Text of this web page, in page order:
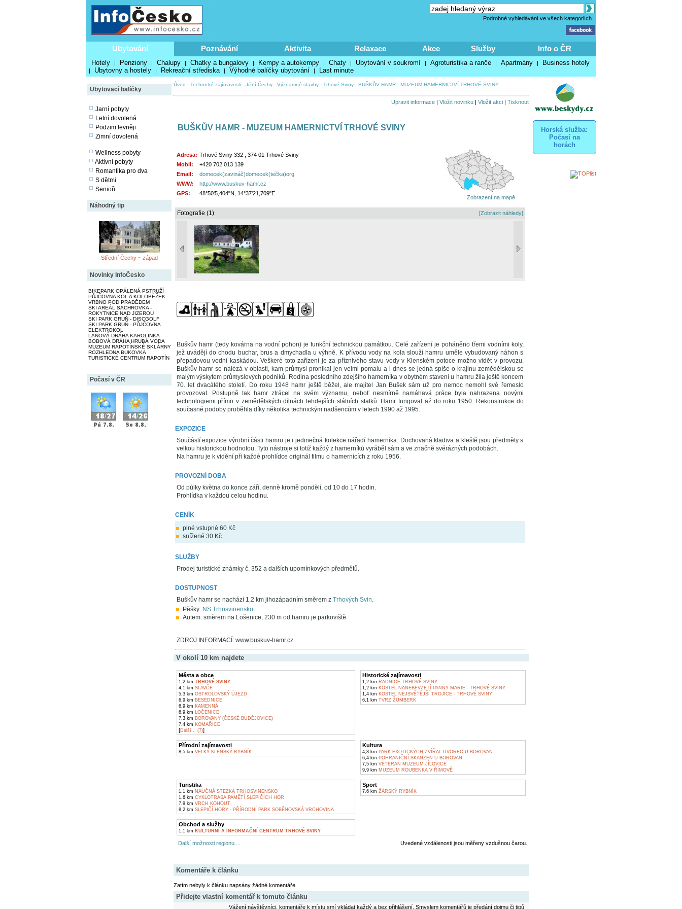
Podrobné vyhledávání ve všech kategoriích
Ubytování Poznávání Aktivita Relaxace Akce Služby Info o ČR
Hotely | Penziony | Chalupy | Chatky a bungalovy | Kempy a autokempy | Chaty | Ubytování v soukromí | Agroturistika a ranče | Apartmány | Business hotely
| Ubytovny a hostely | Rekreační střediska | Výhodné balíčky ubytování | Last minute
Ubytovací balíčky
Jarní pobyty
Letní dovolená
Podzim levněji
Zimní dovolená
Wellness pobyty
Aktivní pobyty
Romantika pro dva
S dětmi
Senioři
Náhodný tip
Střední Čechy ~ západ
Novinky InfoČesko
BIKEPARK OPÁLENÁ PSTRUŽÍ
PŮJČOVNA KOL A KOLOBĚŽEK -
VRBNO POD PRADĚDEM
SKI AREÁL SACHROVKA -
ROKYTNICE NAD JIZEROU
SKI PARK GRUŇ - DISCGOLF
SKI PARK GRUŇ - PŮJČOVNA
ELEKTROKOL
LANOVÁ DRÁHA KAROLINKA
BOBOVÁ DRÁHA HRUBÁ VODA
MUZEUM RAPOTÍNSKÉ SKLÁRNY
ROZHLEDNA BUKOVKA
TURISTICKÉ CENTRUM RAPOTÍN
Počasí v ČR
Úvod - Technické zajímavosti- Jižní Čechy- Významné stavby- Trhové Sviny- BUŠKŮV HAMR - MUZEUM HAMERNICTVÍ TRHOVÉ SVINY
Upravit informace| Vložit novinku| Vložit akci| Tisknout
BUŠKŮV HAMR - MUZEUM HAMERNICTVÍ TRHOVÉ SVINY
Adresa: Trhové Sviny 332 , 374 01 Trhové Sviny
Mobil:
+420 702 013 139
Email:
domecek(zavináč)domecek(tečka)org
WWW:
http://www.buskuv-hamr.cz
GPS:
48°50'5,404"N, 14°37'21,709"E
Zobrazení na mapě
Fotografie (1) [Zobrazit náhledy]
Buškův hamr (tedy kovárna na vodní pohon) je funkční technickou památkou. Celé zařízení je poháněno třemi vodními koly,
jež uvádějí do chodu buchar, brus a dmychadla u výhně. K přívodu vody na kola slouží hamru uměle vybudovaný náhon s
přepadovou vodní kaskádou. Veškeré toto zařízení je za příznivého stavu vody v Klenském potoce možno vidět v provozu.
Buškův hamr se nalézá v oblasti, kam průmysl pronikal jen velmi pomalu a i dnes se jedná spíše o krajinu zemědělskou se
malým výskytem průmyslových podniků. Rodina posledního zdejšího hamerníka v obytném stavení u hamru žila ještě koncem
70. let dvacátého století. Do roku 1948 hamr ještě běžel, ale majitel Jan Bušek sám už pro nemoc nemohl své řemeslo
provozovat. Postupně tak hamr ztrácel na svém významu, neboť nesmírně namáhavá práce byla nahrazena novými
technologiemi přímo v zemědělských dílnách tehdejších státních statků. Hamr fungoval až do roku 1950. Rekonstrukce do
současné podoby proběhla díky několika technickým nadšencům v letech 1990 až 1995.
EXPOZICE
Součástí expozice výrobní části hamru je i jedinečná kolekce nářadí hamerníka. Dochovaná kladiva a kleště jsou předměty s
velkou historickou hodnotou. Tyto nástroje si totiž každý z hamerníků vyráběl sám a ve značně svérázných podobách.
Na hamru je k vidění při každé prohlídce originál filmu o hamernících z roku 1956.
PROVOZNÍ DOBA
Od půlky května do konce září, denně kromě pondělí, od 10 do 17 hodin.
Prohlídka v každou celou hodinu.
CENÍK
plné vstupné 60 Kč
snížené 30 Kč
SLUŽBY
Prodej turistické známky č. 352 a dalších upomínkových předmětů.
DOSTUPNOST
Buškův hamr se nachází 1,2 km jihozápadním směrem z Trhových Svin.
Pěšky: NS Trhosvinensko
Autem: směrem na Lošenice, 230 m od hamru je parkoviště
ZDROJ INFORMACÍ: www.buskuv-hamr.cz
V okolí 10 km najdete
Města a obce
1,2 km TRHOVÉ SVINY
4,1 km SLAVČE
5,3 km OSTROLOVSKÝ ÚJEZD
6,9 km BESEDNICE
6,9 km KAMENNÁ
6,9 km LOČENICE
7,3 km BOROVANY (ČESKÉ BUDĚJOVICE)
7,4 km KOMAŘICE
[Další... (7)]
Historické zajímavosti
1,2 km RADNICE TRHOVÉ SVINY
1,2 km KOSTEL NANEBEVZETÍ PANNY MARIE - TRHOVÉ SVINY
1,4 km KOSTEL NEJSVĚTĚJŠÍ TROJICE - TRHOVÉ SVINY
6,1 km TVRZ ŽUMBERK
Přírodní zajímavosti
8,5 km VELKÝ KLENSKÝ RYBNÍK
Kultura
4,8 km PARK EXOTICKÝCH ZVÍŘAT DVOREC U BOROVAN
6,4 km POHRANIČNÍ SKANZEN U BOROVAN
7,5 km VETERAN MUZEUM JÍLOVICE
9,9 km MUZEUM ROUBENKA V ŘÍMOVĚ
Turistika
1,1 km NAUČNÁ STEZKA TRHOSVINENSKO
1,6 km CYKLOTRASA PAMĚTÍ SLEPIČÍCH HOR
7,9 km VRCH KOHOUT
8,2 km SLEPIČÍ HORY - PŘÍRODNÍ PARK SOBĚNOVSKÁ VRCHOVINA
Sport
7,6 km ŽÁRSKÝ RYBNÍK
Obchod a služby
1,1 km KULTURNÍ A INFORMAČNÍ CENTRUM TRHOVÉ SVINY
Další možnosti regionu ... Uvedené vzdálenosti jsou měřeny vzdušnou čarou.
Komentáře k článku
Zatím nebyly k článku napsány žádné komentáře.
Přidejte vlastní komentář k tomuto článku
Vážení návštěvníci, komentáře k místu smí vkládat každý a bez přihlášení. Smyslem komentářů je předání dojmu či tipů
Horská služba:
Počasí na
horách